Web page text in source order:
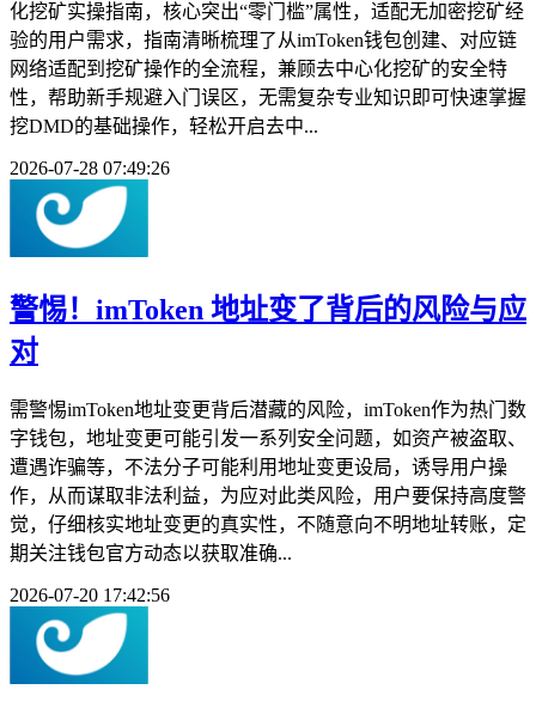
化挖矿实操指南，核心突出“零门槛”属性，适配无加密挖矿经
验的用户需求，指南清晰梳理了从imToken钱包创建、对应链
网络适配到挖矿操作的全流程，兼顾去中心化挖矿的安全特
性，帮助新手规避入门误区，无需复杂专业知识即可快速掌握
挖DMD的基础操作，轻松开启去中...
2026-07-28 07:49:26
警惕！imToken 地址变了背后的风险与应
对
需警惕imToken地址变更背后潜藏的风险，imToken作为热门数
字钱包，地址变更可能引发一系列安全问题，如资产被盗取、
遭遇诈骗等，不法分子可能利用地址变更设局，诱导用户操
作，从而谋取非法利益，为应对此类风险，用户要保持高度警
觉，仔细核实地址变更的真实性，不随意向不明地址转账，定
期关注钱包官方动态以获取准确...
2026-07-20 17:42:56